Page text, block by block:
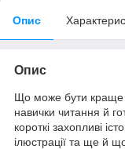
Опис
Опис
Що може бути краще
навички читання й
короткі захопливі
ілюстрації та ще й